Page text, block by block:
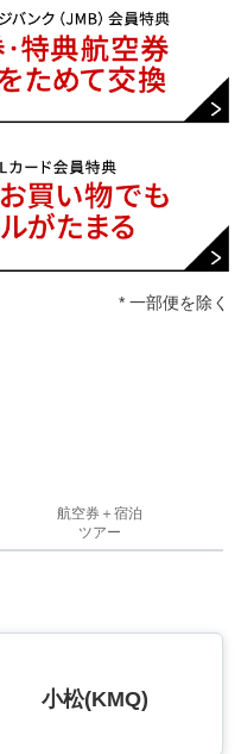
* 一部便を除く
航空券＋宿泊
ツアー
小松(KMQ)